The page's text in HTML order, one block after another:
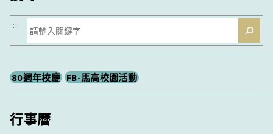
搜
尋
:::
80週年校慶 FB-馬高校園活動
行事曆